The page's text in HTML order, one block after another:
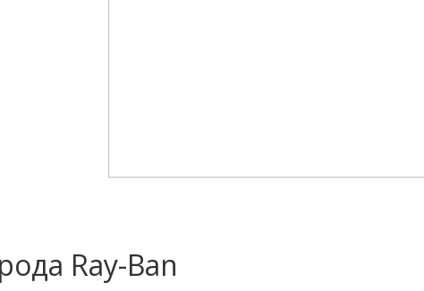
Ray-Ban